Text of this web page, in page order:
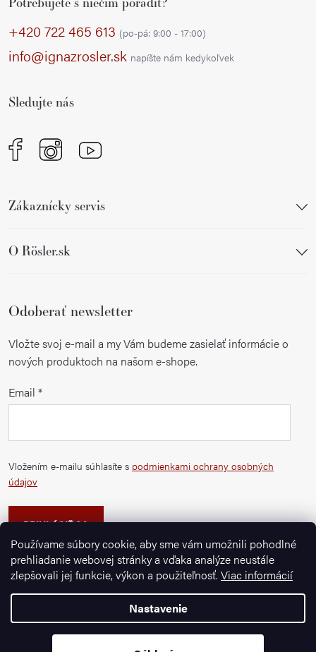
Používame súbory cookie, aby sme vám umožnili pohodlné
prehliadanie webovej stránky a vďaka analýze neustále
zlepšovali jej funkcie, výkon a použiteľnosť. Viac informácií
Nastavenie
+420 722 465 613 (po-pá: 9:00 - 17:00)
info@ignazrosler.sk napíšte nám kedykoľvek
Sledujte nás
Zákaznícky servis
O Rösler.sk
Odoberať newsletter
Vložte svoj e-mail a my Vám budeme zasielať informácie o
nových produktoch na našom e-shope.
Email
Vložením e-mailu súhlasíte s podmienkami ochrany osobných
údajov
PRIHLÁSIŤ SA
Ignazrosler.sk. Všetky práva vyhradené.